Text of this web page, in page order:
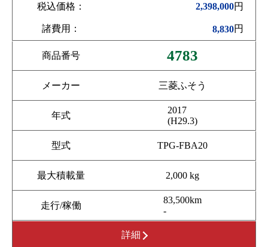
税込価格： 2,398,000円
諸費用： 8,830円
商品番号 4783
メーカー 三菱ふそう
年式
2017
(H29.3)
型式 TPG-FBA20
最大積載量 2,000 kg
走行/稼働
83,500km
-
詳細